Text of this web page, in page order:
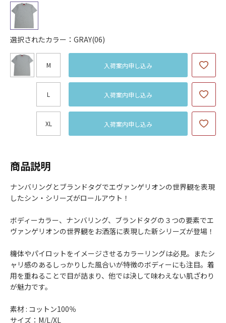
選択されたカラー：GRAY(06)
M 入荷案内申し込み
L 入荷案内申し込み
XL 入荷案内申し込み
商品説明
ナンバリングとブランドタグでエヴァンゲリオンの世界観を表現
したシン・シリーズがロールアウト！
ボディーカラー、ナンバリング、ブランドタグの３つの要素でエ
ヴァンゲリオンの世界観をお洒落に表現した新シリーズが登場！
機体やパイロットをイメージさせるカラーリングは必見。またシ
ャリ感のあるしっかりした風合いが特徴のボディーにも注目。着
用を重ねることで目が詰まり、他では決して味わえない肌ざわり
が魅力です。
素材 : コットン100％
サイズ：M/L/XL